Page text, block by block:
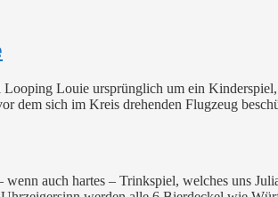
Looping Louie ursprünglich um ein
dem sich im Kreis drehenden Flugzeug
auch hartes – Trinkspiel, welches uns